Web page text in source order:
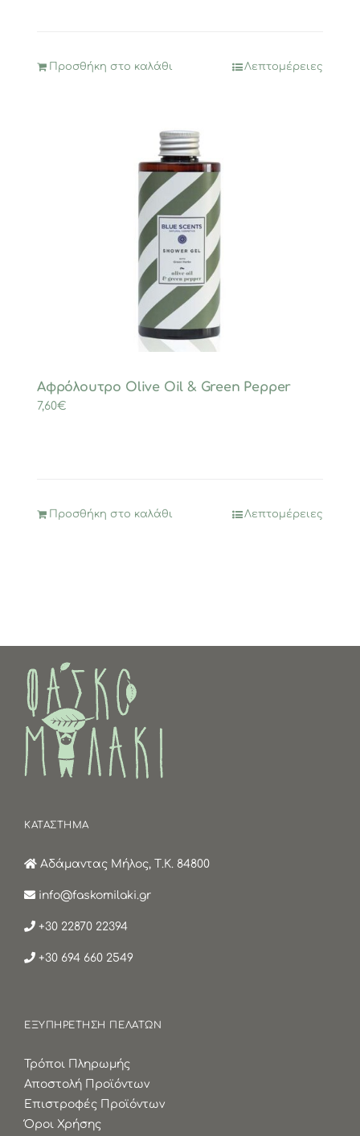
Προσθήκη στο καλάθι Λεπτομέρειες
Αφρόλουτρο Olive Oil & Green Pepper
7,60€
Προσθήκη στο καλάθι Λεπτομέρειες
ΚΑΤΑΣΤΗΜΑ
Αδάμαντας Μήλος, Τ.Κ. 84800
info@faskomilaki.gr
+30 22870 22394
+30 694 660 2549
ΕΞΥΠΗΡΕΤΗΣΗ ΠΕΛΑΤΩΝ
Τρόποι Πληρωμής
Αποστολή Προϊόντων
Επιστροφές Προϊόντων
Όροι Χρήσης